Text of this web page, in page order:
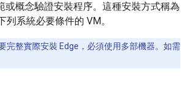
或概念驗證安裝程序。這種安裝方式稱為
系統必要條件的 VM。
完整實際安裝 Edge，必須使用多部機器。如需